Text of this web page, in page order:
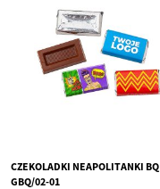
CZEKOLADKI NEAPOLITANKI BQ
GBQ/02-01